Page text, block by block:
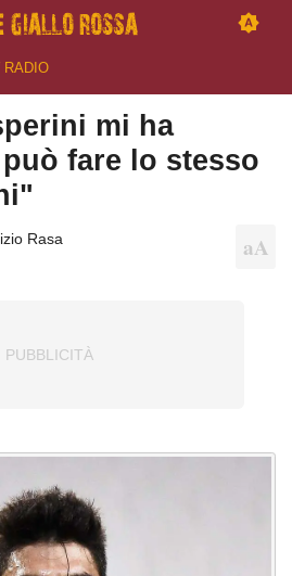
RADIO
mi ha
fare lo stesso
Rasa